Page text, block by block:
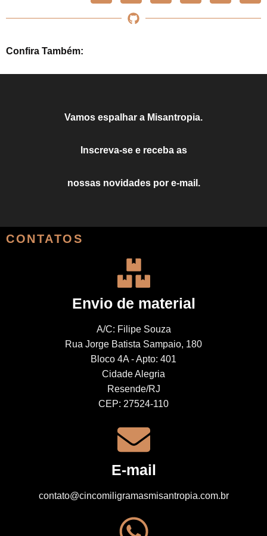
Confira Também:
Vamos espalhar a Misantropia.
Inscreva-se e receba as
nossas novidades por e-mail.
CONTATOS
Envio de material
A/C: Filipe Souza
Rua Jorge Batista Sampaio, 180
Bloco 4A - Apto: 401
Cidade Alegria
Resende/RJ
CEP: 27524-110
E-mail
contato@cincomiligramasmisantropia.com.br